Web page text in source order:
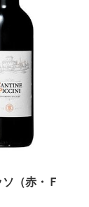
（赤・Ｆ